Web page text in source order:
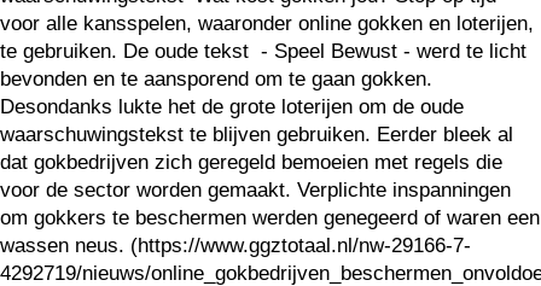
voor alle kansspelen, waaronder online gokken en loterijen,
te gebruiken. De oude tekst - Speel Bewust - werd te licht
bevonden en te aansporend om te gaan gokken.
Desondanks lukte het de grote loterijen om de oude
waarschuwingstekst te blijven gebruiken. Eerder bleek al
dat gokbedrijven zich geregeld bemoeien met regels die
voor de sector worden gemaakt. Verplichte inspanningen
om gokkers te beschermen werden genegeerd of waren een
wassen neus. (https://www.ggztotaal.nl/nw-29166-7-
4292719/nieuws/